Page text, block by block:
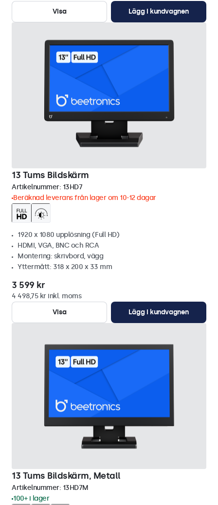
Visa
Lägg i kundvagnen
13 Tums Bildskärm
Artikelnummer: 13HD7
Beräknad leverans från lager om 10-12 dagar
1920 x 1080 upplösning (Full HD)
HDMI, VGA, BNC och RCA
Montering: skrivbord, vägg
Yttermått: 318 x 200 x 33 mm
3 599 kr
4 498,75 kr inkl. moms
Visa
Lägg i kundvagnen
13 Tums Bildskärm, Metall
Artikelnummer: 13HD7M
100+ i lager